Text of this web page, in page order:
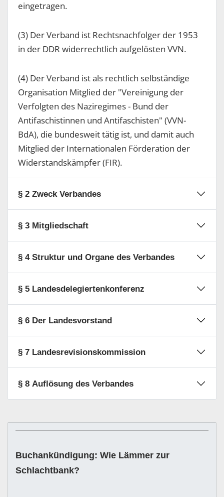
eingetragen.
(3) Der Verband ist Rechtsnachfolger der 1953
in der DDR widerrechtlich aufgelösten VVN.
(4) Der Verband ist als rechtlich selbständige
Organisation Mitglied der "Vereinigung der
Verfolgten des Naziregimes - Bund der
Antifaschistinnen und Antifaschisten" (VVN-
BdA), die bundesweit tätig ist, und damit auch
Mitglied der Internationalen Förderation der
Widerstandskämpfer (FIR).
§ 2 Zweck Verbandes
§ 3 Mitgliedschaft
§ 4 Struktur und Organe des Verbandes
§ 5 Landesdelegiertenkonferenz
§ 6 Der Landesvorstand
§ 7 Landesrevisionskommission
§ 8 Auflösung des Verbandes
Buchankündigung: Wie Lämmer zur
Schlachtbank?